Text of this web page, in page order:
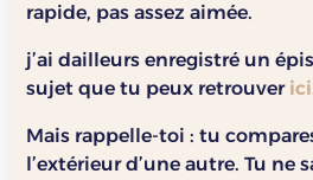
rapide, pas assez aimée.
j’ai dailleurs enregistré un
sujet que tu peux retrouver
Mais rappelle-toi : tu
l’extérieur d’une autre. Tu ne